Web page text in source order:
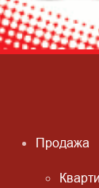
Продажа